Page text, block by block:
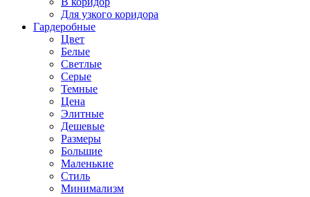
Для узкого коридора
Гардеробные
Цвет
Белые
Светлые
Серые
Темные
Цена
Элитные
Дешевые
Размеры
Большие
Маленькие
Стиль
Минимализм